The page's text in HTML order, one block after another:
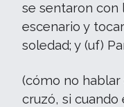
se sentaron con
escenario y
soledad; y (uf)
(cómo no
cruzó, si